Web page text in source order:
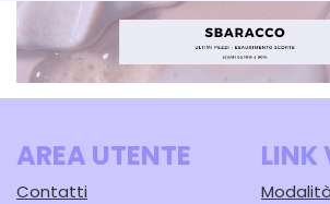
AREA UTENTE
Contatti
LINK